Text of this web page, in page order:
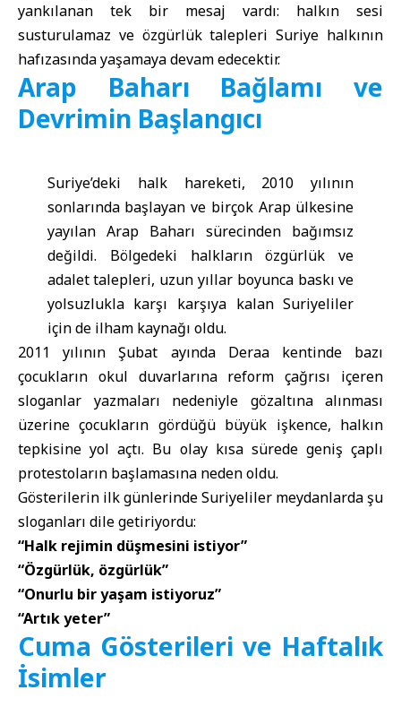
yankılanan tek bir mesaj vardı: halkın sesi
susturulamaz ve özgürlük talepleri Suriye halkının
hafızasında yaşamaya devam edecektir.
Arap Baharı Bağlamı ve
Devrimin Başlangıcı
Suriye’deki halk hareketi, 2010 yılının
sonlarında başlayan ve birçok Arap ülkesine
yayılan Arap Baharı sürecinden bağımsız
değildi. Bölgedeki halkların özgürlük ve
adalet talepleri, uzun yıllar boyunca baskı ve
yolsuzlukla karşı karşıya kalan Suriyeliler
için de ilham kaynağı oldu.
2011 yılının Şubat ayında Deraa kentinde bazı
çocukların okul duvarlarına reform çağrısı içeren
sloganlar yazmaları nedeniyle gözaltına alınması
üzerine çocukların gördüğü büyük işkence, halkın
tepkisine yol açtı. Bu olay kısa sürede geniş çaplı
protestoların başlamasına neden oldu.
Gösterilerin ilk günlerinde Suriyeliler meydanlarda şu
sloganları dile getiriyordu:
“Halk rejimin düşmesini istiyor”
“Özgürlük, özgürlük”
“Onurlu bir yaşam istiyoruz”
“Artık yeter”
Cuma Gösterileri ve Haftalık
İsimler